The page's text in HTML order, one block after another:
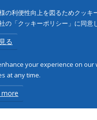
の利便性向上を図るためクッ
の「クッキーポリシー」に同意
る
your experience on
at any time.
more